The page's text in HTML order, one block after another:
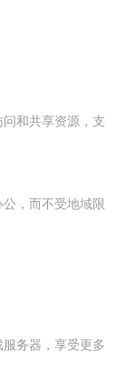
和共享资源，支
，而不受地域限
务器，享受更多